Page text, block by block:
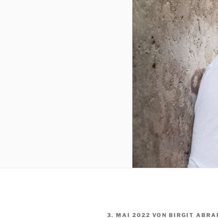
VERÖFFENTLICHT
3. MAI 2022 VON BIRGIT